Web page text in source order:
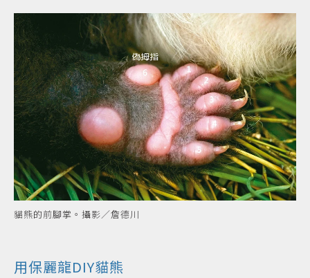
貓熊的前腳掌。攝影／詹德川
用保麗龍DIY貓熊